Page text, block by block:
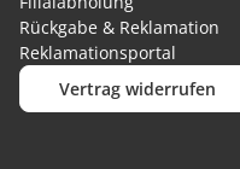
Rückgabe & Reklamation
Reklamationsportal
Vertrag widerrufen